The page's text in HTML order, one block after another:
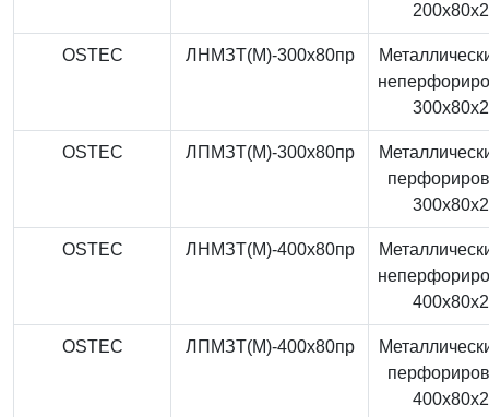
OSTEC ЛНМЗТ(М)-300x80пр
OSTEC ЛПМЗТ(М)-300x80пр
OSTEC ЛНМЗТ(М)-400x80пр
OSTEC ЛПМЗТ(М)-400x80пр